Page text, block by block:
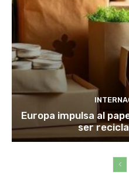
Europa impulsa al
ser